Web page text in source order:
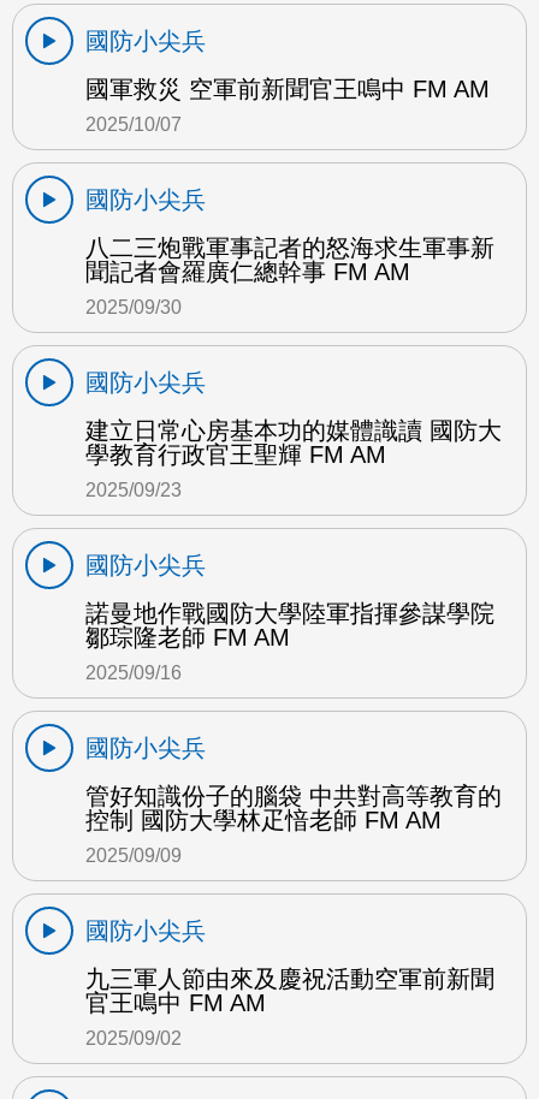
國防小尖兵
國軍救災 空軍前新聞官王鳴中 FM AM
2025/10/07
國防小尖兵
八二三炮戰軍事記者的怒海求生軍事新
聞記者會羅廣仁總幹事 FM AM
2025/09/30
國防小尖兵
建立日常心房基本功的媒體識讀 國防大
學教育行政官王聖輝 FM AM
2025/09/23
國防小尖兵
諾曼地作戰國防大學陸軍指揮參謀學院
鄒琮隆老師 FM AM
2025/09/16
國防小尖兵
管好知識份子的腦袋 中共對高等教育的
控制 國防大學林疋愔老師 FM AM
2025/09/09
國防小尖兵
九三軍人節由來及慶祝活動空軍前新聞
官王鳴中 FM AM
2025/09/02